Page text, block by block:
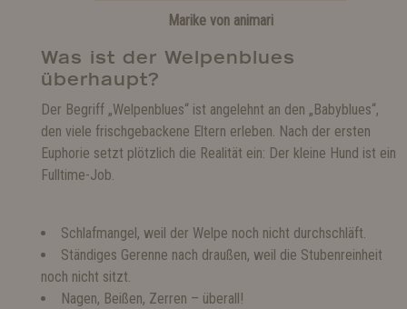
Marike von animari
Was ist der Welpenblues
überhaupt?
Der Begriff „Welpenblues“ ist angelehnt an den „Babyblues“,
den viele frischgebackene Eltern erleben. Nach der ersten
Euphorie setzt plötzlich die Realität ein: Der kleine Hund ist ein
Fulltime-Job.
Schlafmangel, weil der Welpe noch nicht durchschläft.
Ständiges Gerenne nach draußen, weil die Stubenreinheit
noch nicht sitzt.
Nagen, Beißen, Zerren – überall!